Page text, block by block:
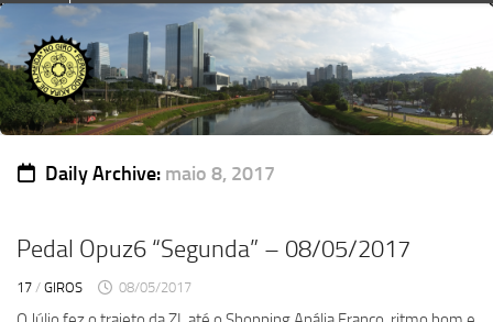
Skip
to
content
Daily Archive: maio 8, 2017
Pedal Opuz6 “Segunda” – 08/05/2017
17 / GIROS 08/05/2017